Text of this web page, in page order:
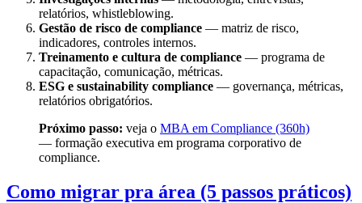
relatórios, whistleblowing.
Gestão de risco de compliance — matriz de risco,
indicadores, controles internos.
Treinamento e cultura de compliance — programa de
capacitação, comunicação, métricas.
ESG e sustainability compliance — governança, métricas,
relatórios obrigatórios.
Próximo passo: veja o MBA em Compliance (360h)
— formação executiva em programa corporativo de
compliance.
Como migrar pra área (5 passos práticos)